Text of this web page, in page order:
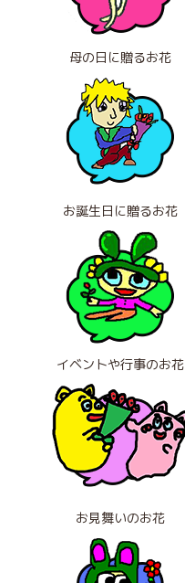
母の日に贈るお花
お誕生日に贈るお花
イベントや行事のお花
お見舞いのお花